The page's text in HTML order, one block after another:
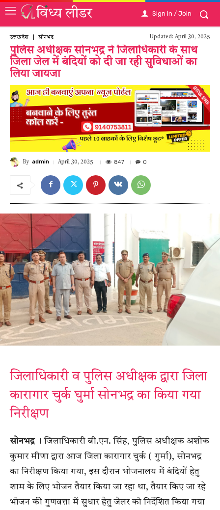
Sign in / Join
उत्तरप्रदेश सोनभद्र Updated: April 30, 2025
पुलिस अधीक्षक सोनभद्र ने जिलाधिकारी के साथ
जिला जेल में बंदियों को दी जा रही सुविधाओं का
लिया जायजा
By admin April 30, 2025 847 0
जिलाधिकारी व पुलिस अधीक्षक द्वारा जिला
कारागार चुर्क घुर्मा सोनभद्र का किया गया
निरीक्षण
सोनभद्र । जिलाधिकारी बी.एन. सिंह, पुलिस अधीक्षक अशोक
कुमार मीणा द्वारा आज जिला कारागार चुर्क ( गुर्मा), सोनभद्र
का निरीक्षण किया गया, इस दौरान भोजनालय में बंदियों हेतु
शाम के लिए भोजन तैयार किया जा रहा था, तैयार किए जा रहे
भोजन की गुणवत्ता में सुधार हेतु जेलर को निर्देशित किया गया